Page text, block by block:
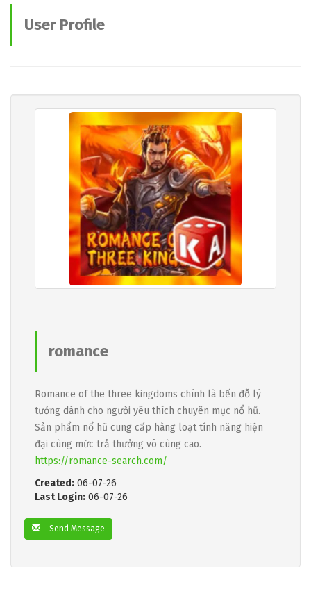
User Profile
romance
Romance of the three kingdoms chính là bến đỗ lý
tưởng dành cho người yêu thích chuyên mục nổ hũ.
Sản phẩm nổ hũ cung cấp hàng loạt tính năng hiện
đại cùng mức trả thưởng vô cùng cao.
https://romance-search.com/
Created: 06-07-26
Last Login: 06-07-26
Send Message